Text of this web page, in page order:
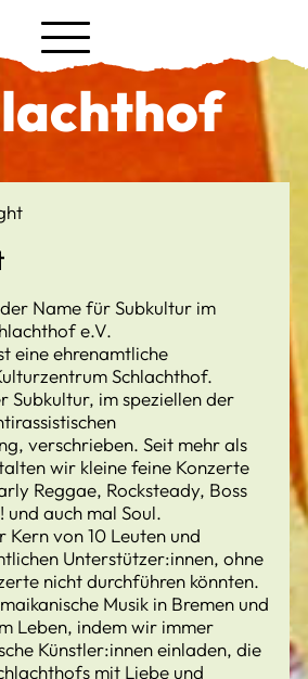
Name für Subkultur im
e.V.
eine ehrenamtliche
Schlachthof.
Subkultur, im speziellen der
verschrieben. Seit mehr als
wir kleine feine Konzerte
Reggae, Rocksteady, Boss
und auch mal Soul.
Kern von 10 Leuten und
Unterstützer:innen, ohne
nicht durchführen könnten.
Musik in Bremen und
Leben, indem wir immer
Künstler:innen einladen, die
mit Liebe und